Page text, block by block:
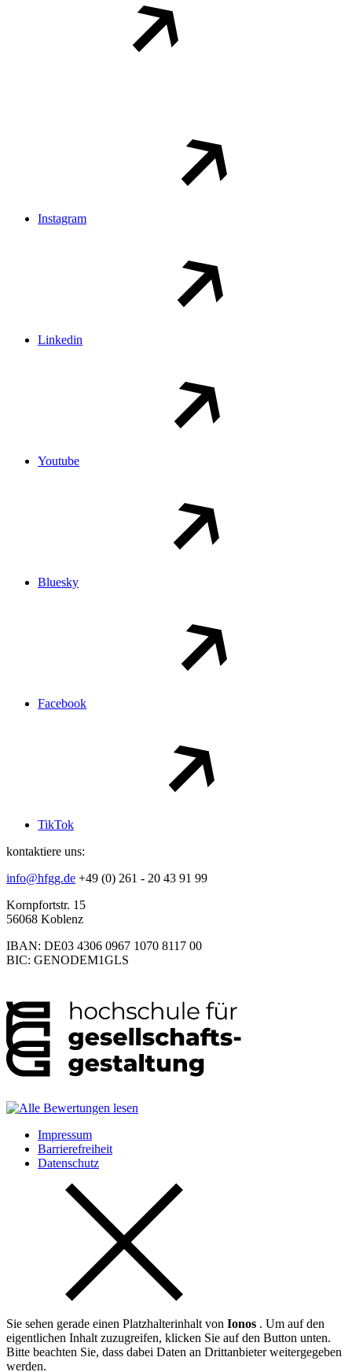
Instagram
Linkedin
Youtube
Bluesky
Facebook
TikTok
kontaktiere uns:
info@hfgg.de +49 (0) 261 - 20 43 91 99
Kornpfortstr. 15
56068 Koblenz
IBAN: DE03 4306 0967 1070 8117 00
BIC: GENODEM1GLS
Impressum
Barrierefreiheit
Datenschutz
Sie sehen gerade einen Platzhalterinhalt von Ionos . Um auf den
eigentlichen Inhalt zuzugreifen, klicken Sie auf den Button unten.
Bitte beachten Sie, dass dabei Daten an Drittanbieter weitergegeben
werden.